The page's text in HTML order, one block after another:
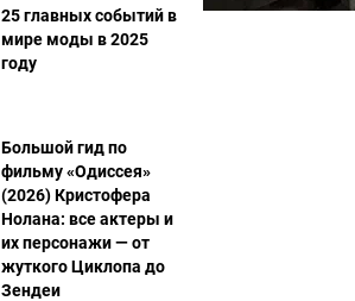
25 главных событий в
мире моды в 2025
году
Большой гид по
фильму «Одиссея»
(2026) Кристофера
Нолана: все актеры и
их персонажи — от
жуткого Циклопа до
Зендеи